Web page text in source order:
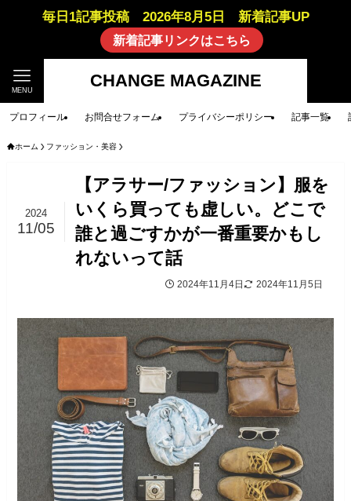
毎日1記事投稿 2026年8月5日 新着記事UP
新着記事リンクはこちら
CHANGE MAGAZINE
MENU
プロフィール お問合せフォーム プライバシーポリシー 記事一覧
ホーム ファッション・美容
【アラサー/ファッション】服を
いくら買っても虚しい。どこで
誰と過ごすかが一番重要かもし
れないって話
2024
11/05
2024年11月4日 2024年11月5日